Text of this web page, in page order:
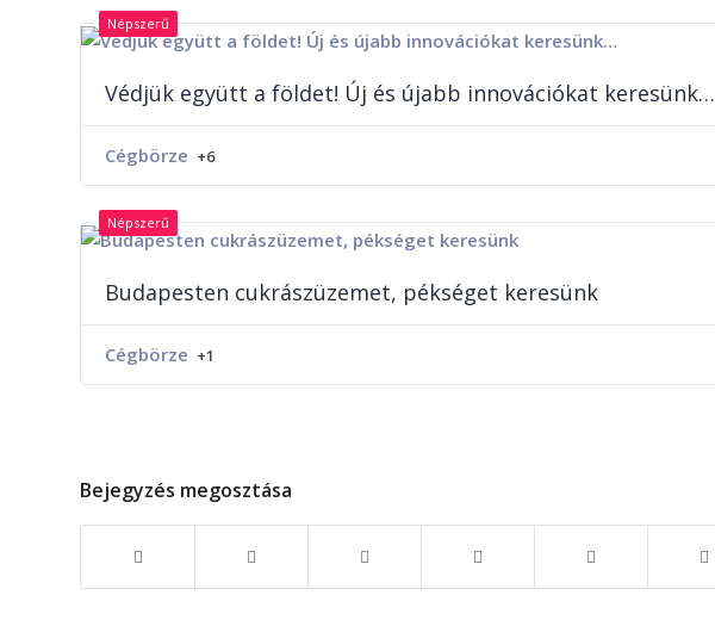
Népszerű
Védjük együtt a földet! Új és újabb innovációkat keresünk…
Cégbörze +6
Népszerű
Budapesten cukrászüzemet, pékséget keresünk
Cégbörze +1
Bejegyzés megosztása